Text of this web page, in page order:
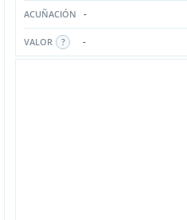
ACUÑACIÓN -
VALOR -